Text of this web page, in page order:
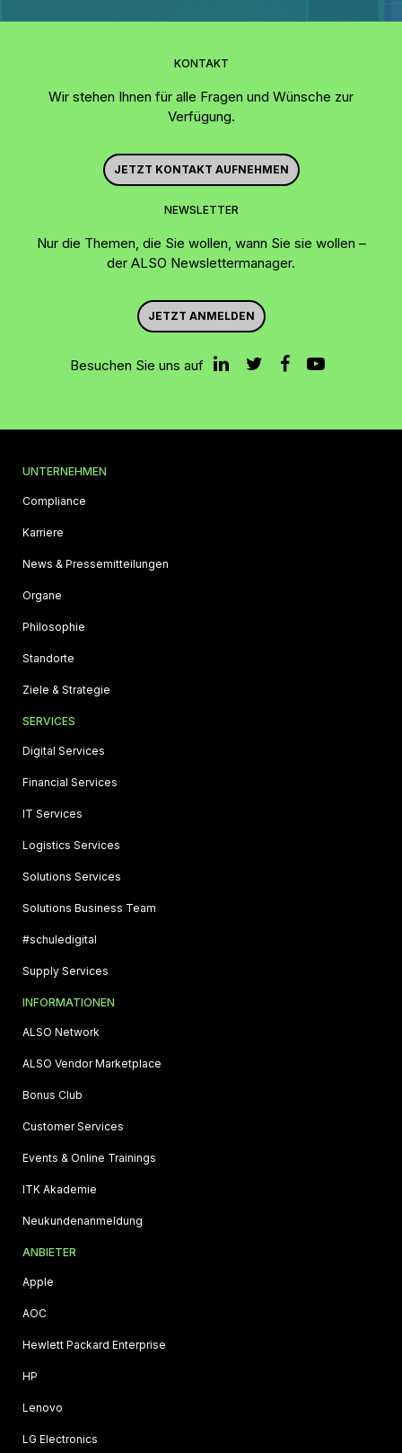
KONTAKT
Wir stehen Ihnen für alle Fragen und Wünsche zur
Verfügung.
JETZT KONTAKT AUFNEHMEN
NEWSLETTER
Nur die Themen, die Sie wollen, wann Sie sie wollen –
der ALSO Newslettermanager.
JETZT ANMELDEN
Besuchen Sie uns auf
UNTERNEHMEN
Compliance
Karriere
News & Pressemitteilungen
Organe
Philosophie
Standorte
Ziele & Strategie
SERVICES
Digital Services
Financial Services
IT Services
Logistics Services
Solutions Services
Solutions Business Team
#schuledigital
Supply Services
INFORMATIONEN
ALSO Network
ALSO Vendor Marketplace
Bonus Club
Customer Services
Events & Online Trainings
ITK Akademie
Neukundenanmeldung
ANBIETER
Apple
AOC
Hewlett Packard Enterprise
HP
Lenovo
LG Electronics